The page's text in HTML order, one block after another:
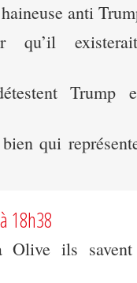
anti
qu’il
Trump
qui
18h38
ils savent